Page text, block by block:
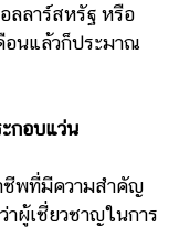
ลลาร์สหรัฐ หรือ
อนแล้วก็ประมาณ
กอบแว่น
พที่มีความสำคัญ
าผู้เชี่ยวชาญในการ